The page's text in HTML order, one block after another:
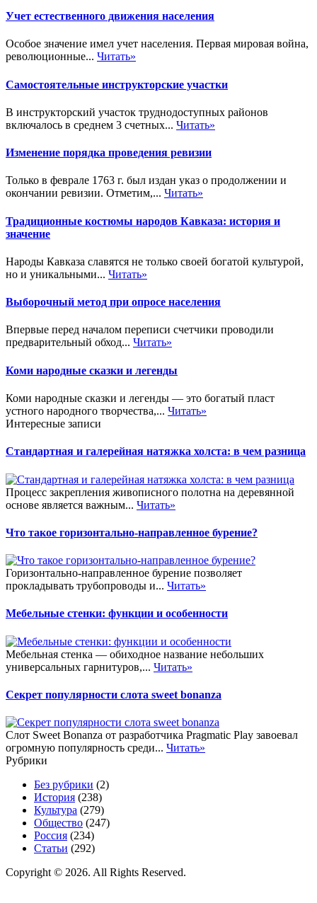
Учет естественного движения населения
Особое значение имел учет населения. Первая мировая война,
революционные... Читать»
Самостоятельные инструкторские участки
В инструкторский участок труднодоступных районов
включалось в среднем 3 счетных... Читать»
Изменение порядка проведения ревизии
Только в феврале 1763 г. был издан указ о продолжении и
окончании ревизии. Отметим,... Читать»
Традиционные костюмы народов Кавказа: история и
значение
Народы Кавказа славятся не только своей богатой культурой,
но и уникальными... Читать»
Выборочный метод при опросе населения
Впервые перед началом переписи счетчики проводили
предварительный обход... Читать»
Коми народные сказки и легенды
Коми народные сказки и легенды — это богатый пласт
устного народного творчества,... Читать»
Интересные записи
Стандартная и галерейная натяжка холста: в чем разница
Процесс закрепления живописного полотна на деревянной
основе является важным... Читать»
Что такое горизонтально-направленное бурение?
Горизонтально-направленное бурение позволяет
прокладывать трубопроводы и... Читать»
Мебельные стенки: функции и особенности
Мебельная стенка — обиходное название небольших
универсальных гарнитуров,... Читать»
Секрет популярности слота sweet bonanza
Слот Sweet Bonanza от разработчика Pragmatic Play завоевал
огромную популярность среди... Читать»
Рубрики
Без рубрики (2)
История (238)
Культура (279)
Общество (247)
Россия (234)
Статьи (292)
Copyright © 2026. All Rights Reserved.